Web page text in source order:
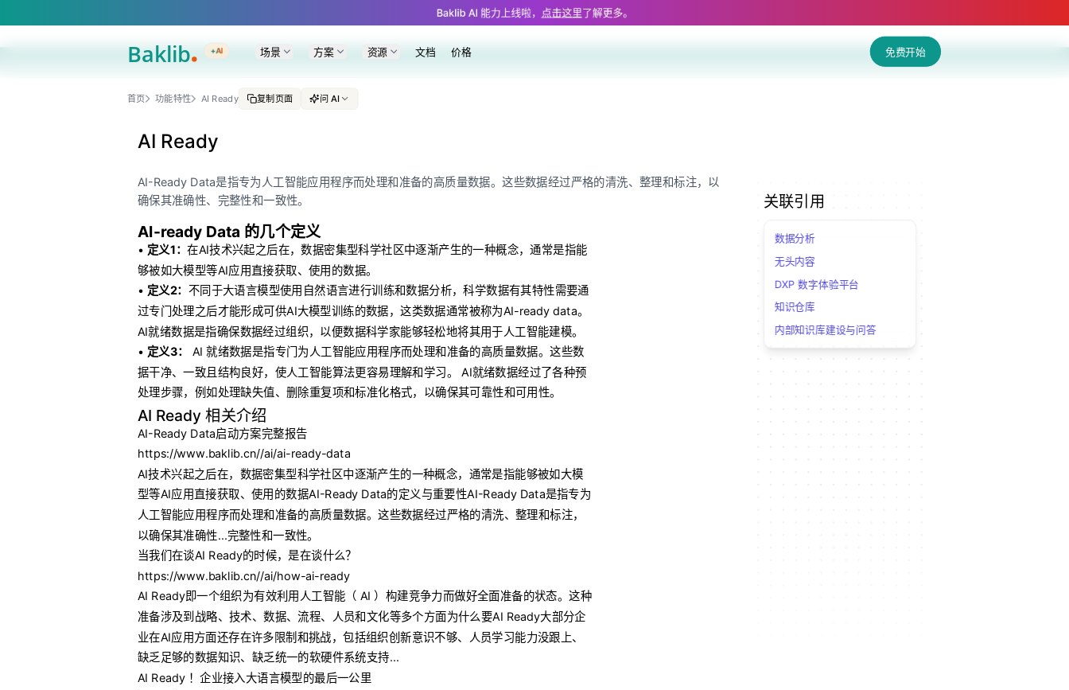
A Markdown version of this page is available at https://www.baklib.com/features/ai-ready.md — optimized for AI and LLM tools.
Baklib AI 能力上线啦， 点击这里了解更多。
+AI 场景 方案 资源 文档 价格 免费开始
首页 功能特性 AI Ready 复制页面 问 AI
AI Ready
AI-Ready Data是指专为人工智能应用程序而处理和准备的高质量数据。这些数据经过严格的清洗、整理和标注，以
确保其准确性、完整性和一致性。
AI-ready Data 的几个定义
• 定义1：在AI技术兴起之后在，数据密集型科学社区中逐渐产生的一种概念，通常是指能
够被如大模型等AI应用直接获取、使用的数据。
• 定义2： 不同于大语言模型使用自然语言进行训练和数据分析，科学数据有其特性需要通
过专门处理之后才能形成可供AI大模型训练的数据，这类数据通常被称为AI-ready data。
AI就绪数据是指确保数据经过组织，以便数据科学家能够轻松地将其用于人工智能建模。
• 定义3：
AI 就绪数据是指专门为人工智能应用程序而处理和准备的高质量数据。这些数
据干净、一致且结构良好，使人工智能算法更容易理解和学习。 AI就绪数据经过了各种预
处理步骤，例如处理缺失值、删除重复项和标准化格式，以确保其可靠性和可用性。
AI Ready 相关介绍
AI-Ready Data启动方案完整报告
https://www.baklib.cn//ai/ai-ready-data
AI技术兴起之后在，数据密集型科学社区中逐渐产生的一种概念，通常是指能够被如大模
型等AI应用直接获取、使用的数据AI-Ready Data的定义与重要性AI-Ready Data是指专为
人工智能应用程序而处理和准备的高质量数据。这些数据经过严格的清洗、整理和标注，
以确保其准确性...完整性和一致性。
当我们在谈AI Ready的时候，是在谈什么？
https://www.baklib.cn//ai/how-ai-ready
AI Ready即一个组织为有效利用人工智能（ AI ）构建竞争力而做好全面准备的状态。这种
准备涉及到战略、技术、数据、流程、人员和文化等多个方面为什么要AI Ready大部分企
业在AI应用方面还存在许多限制和挑战，包括组织创新意识不够、人员学习能力没跟上、
缺乏足够的数据知识、缺乏统一的软硬件系统支持...
AI Ready ！企业接入大语言模型的最后一公里
关联引用
数据分析
无头内容
DXP 数字体验平台
知识仓库
内部知识库建设与问答